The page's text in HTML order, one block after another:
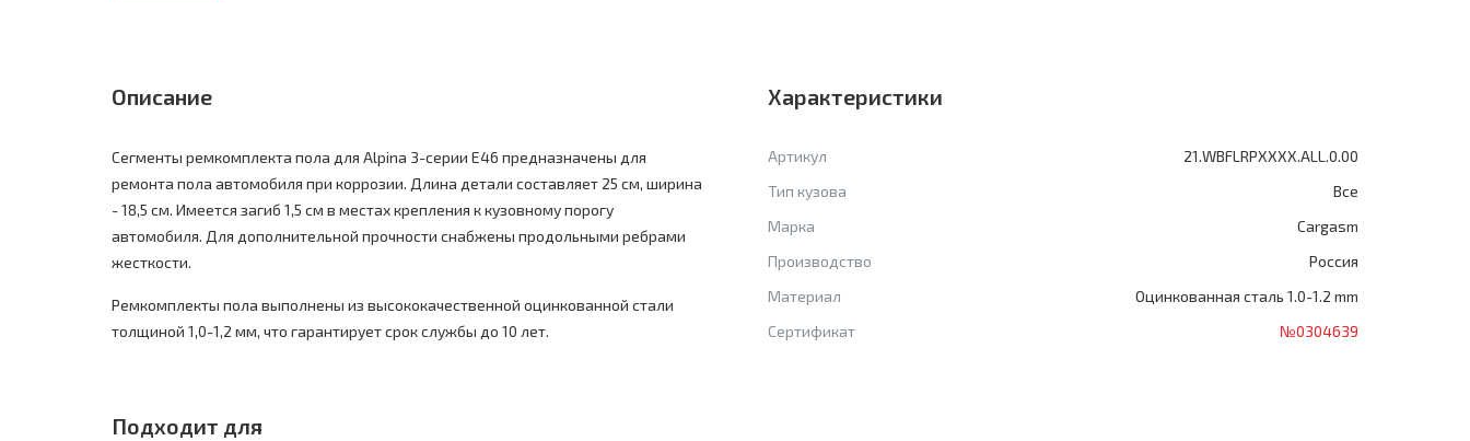
Описание
Сегменты ремкомплекта пола для Alpina 3-серии E46 предназначены для
ремонта пола автомобиля при коррозии. Длина детали составляет 25 см, ширина
- 18,5 см. Имеется загиб 1,5 см в местах крепления к кузовному порогу
автомобиля. Для дополнительной прочности снабжены продольными ребрами
жесткости.
Ремкомплекты пола выполнены из высококачественной оцинкованной стали
толщиной 1,0-1,2 мм, что гарантирует срок службы до 10 лет.
Характеристики
Артикул
21.WBFLRPXXXX.ALL.0.00
Тип кузова
Все
Марка
Cargasm
Производство
Россия
Материал
Оцинкованная сталь 1.0-1.2 mm
Сертификат
№0304639
Подходит для